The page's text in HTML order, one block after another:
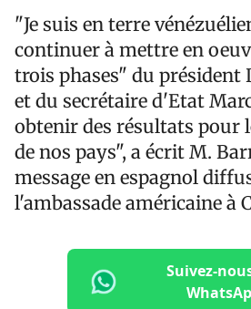
"Je suis en terre
continuer à mettre en
trois phases" du président
et du secrétaire d'Etat
obtenir des résultats pour
de nos pays", a écrit M.
message en espagnol
l'ambassade américaine à
Suivez-